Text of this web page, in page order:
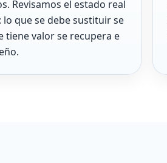
Revisamos el estado real
que se debe sustituir se
tiene valor se recupera e